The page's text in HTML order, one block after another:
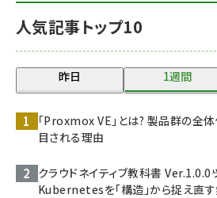
人気記事トップ10
昨日 1週間
「Proxmox VE」とは? 製品群の全
目される理由
クラウドネイティブ教科書
Kubernetesを「構造」から捉え直